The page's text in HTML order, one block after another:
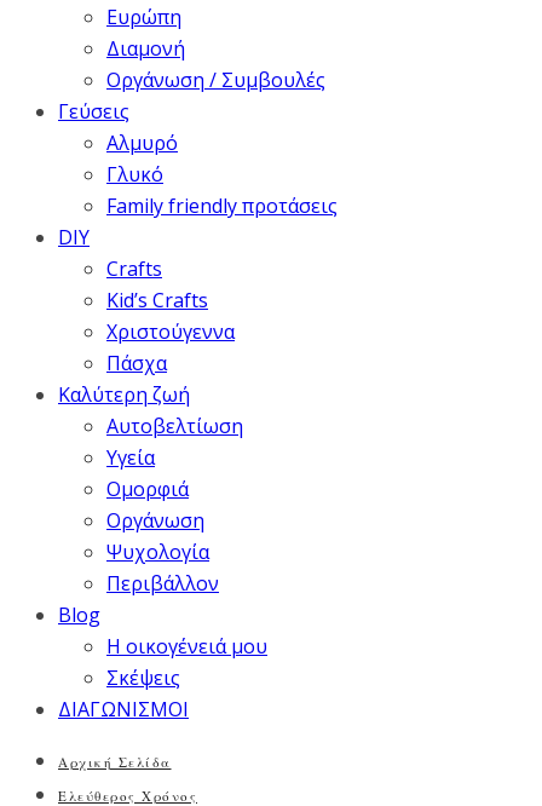
Ευρώπη
Διαμονή
Οργάνωση / Συμβουλές
Γεύσεις
Αλμυρό
Γλυκό
Family friendly προτάσεις
DIY
Crafts
Kid’s Crafts
Χριστούγεννα
Πάσχα
Καλύτερη ζωή
Αυτοβελτίωση
Υγεία
Ομορφιά
Οργάνωση
Ψυχολογία
Περιβάλλον
Blog
Η οικογένειά μου
Σκέψεις
ΔΙΑΓΩΝΙΣΜΟΙ
Αρχική Σελίδα
Ελεύθερος Χρόνος